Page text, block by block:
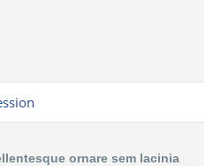
ornare sem lacinia